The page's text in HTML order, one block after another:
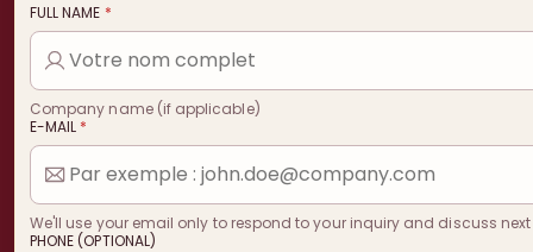
FULL NAME *
Company name (if applicable)
E-MAIL *
We'll use your email only to respond to your inquiry and discuss
PHONE (OPTIONAL)